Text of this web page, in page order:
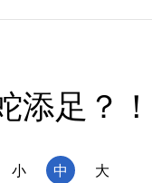
添足？
小 中 大